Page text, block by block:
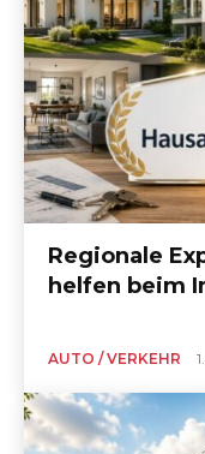
Regionale
helfen beim
AUTO / VERKEHR